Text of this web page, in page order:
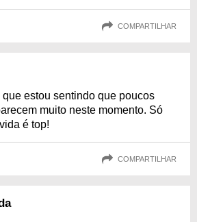
COMPARTILHAR
estou sentindo que poucos
muito neste momento. Só
é top!
COMPARTILHAR